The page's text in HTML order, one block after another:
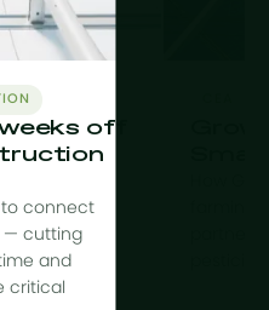
off
to connect
— cutting
and
critical